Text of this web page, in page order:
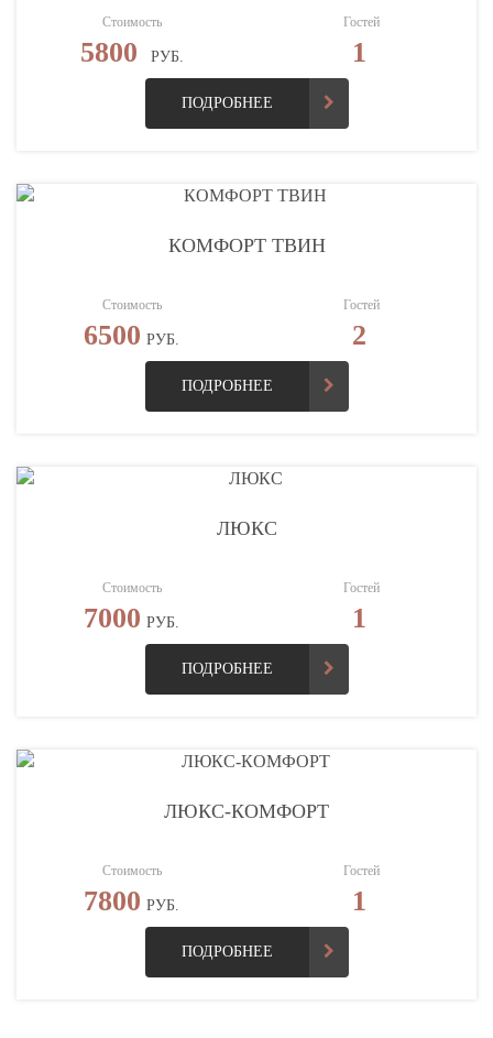
Стоимость
5800 РУБ.
Гостей
1
ПОДРОБНЕЕ
КОМФОРТ ТВИН
Стоимость
6500 РУБ.
Гостей
2
ПОДРОБНЕЕ
ЛЮКС
Стоимость
7000 РУБ.
Гостей
1
ПОДРОБНЕЕ
ЛЮКС-КОМФОРТ
Стоимость
7800 РУБ.
Гостей
1
ПОДРОБНЕЕ